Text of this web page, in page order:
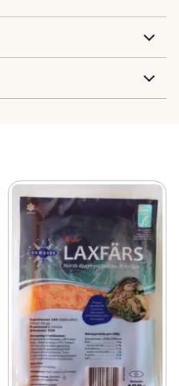
tre generationer av
Och det är vår
maten och havet som